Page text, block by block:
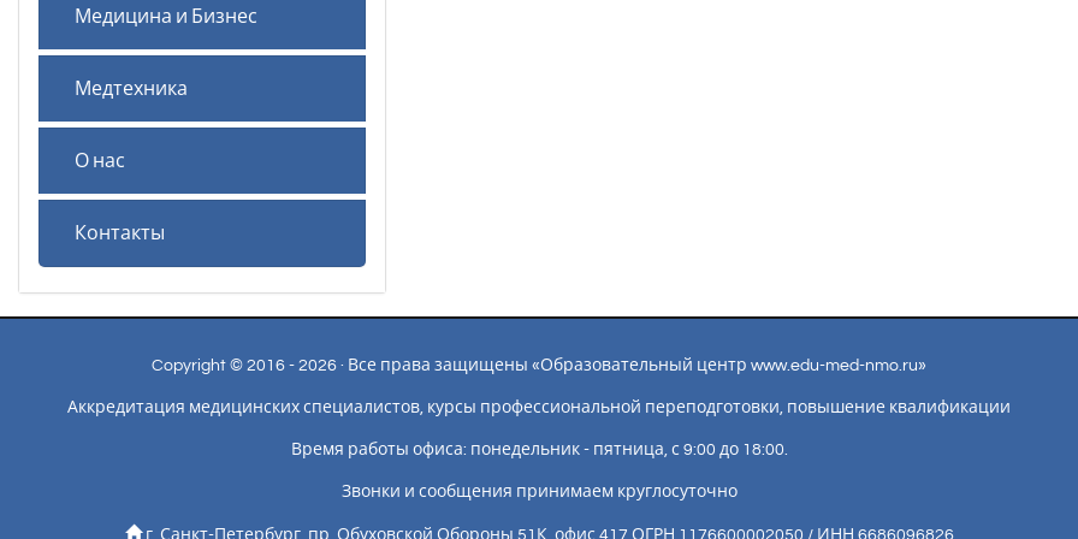
Медицина и Бизнес
Медтехника
О нас
Контакты
Copyright © 2016 - 2026 · Все права защищены «Образовательный центр www.edu-med-nmo.ru»
Аккредитация медицинских специалистов, курсы профессиональной переподготовки, повышение квалификации
Время работы офиса: понедельник - пятница, с 9:00 до 18:00.
Звонки и сообщения принимаем круглосуточно
г. Санкт-Петербург, пр. Обуховской Обороны 51К, офис 417 ОГРН 1176600002050 / ИНН 6686096826